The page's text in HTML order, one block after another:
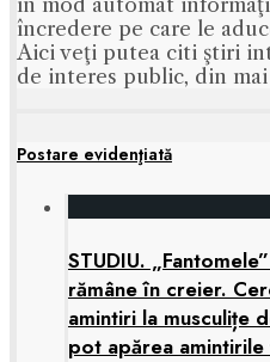
în mod automat
încredere pe care le
Aici veţi putea citi ştiri
de interes public, din
Postare evidenţiată
STUDIU.
rămâne în creier.
amintiri la musculițe
pot apărea amintirile